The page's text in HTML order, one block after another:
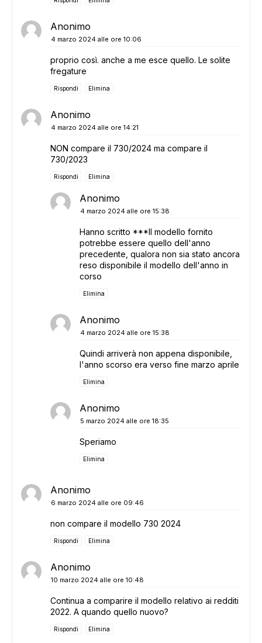
Anonimo
4 marzo 2024 alle ore 10:06
proprio così. anche a me esce quello. Le solite
fregature
Rispondi Elimina
Anonimo
4 marzo 2024 alle ore 14:21
NON compare il 730/2024 ma compare il
730/2023
Rispondi Elimina
Anonimo
4 marzo 2024 alle ore 15:38
Hanno scritto ***Il modello fornito
potrebbe essere quello dell'anno
precedente, qualora non sia stato ancora
reso disponibile il modello dell'anno in
corso
Elimina
Anonimo
4 marzo 2024 alle ore 15:38
Quindi arriverà non appena disponibile,
l'anno scorso era verso fine marzo aprile
Elimina
Anonimo
5 marzo 2024 alle ore 18:35
Speriamo
Elimina
Anonimo
6 marzo 2024 alle ore 09:46
non compare il modello 730 2024
Rispondi Elimina
Anonimo
10 marzo 2024 alle ore 10:48
Continua a comparire il modello relativo ai redditi
2022. A quando quello nuovo?
Rispondi Elimina